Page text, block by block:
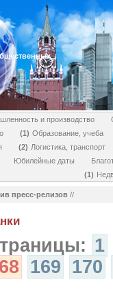
и производство
1
Образование, учеба
2
Логистика, транспорт
Юбилейные даты
1
пресс-релизов //
1
169 170